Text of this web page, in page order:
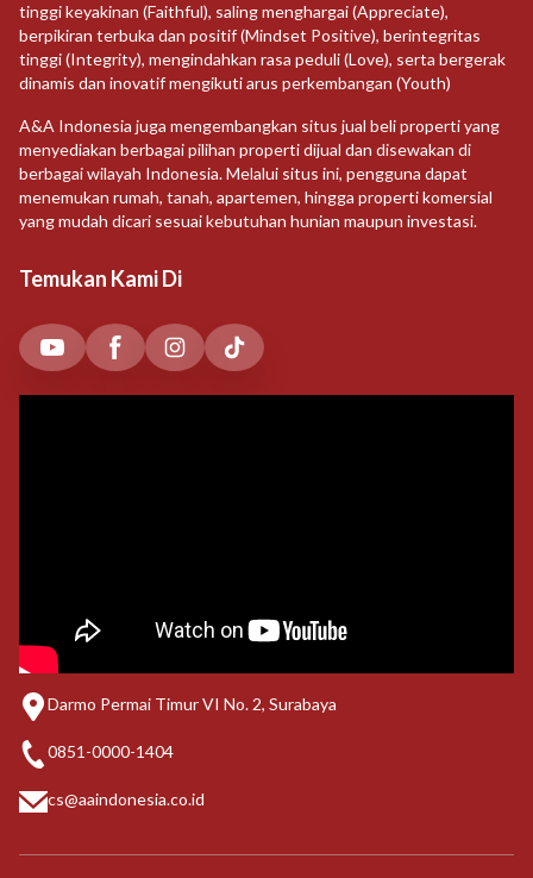
tinggi keyakinan (Faithful), saling menghargai (Appreciate),
berpikiran terbuka dan positif (Mindset Positive), berintegritas
tinggi (Integrity), mengindahkan rasa peduli (Love), serta bergerak
dinamis dan inovatif mengikuti arus perkembangan (Youth)
A&A Indonesia juga mengembangkan situs jual beli properti yang
menyediakan berbagai pilihan properti dijual dan disewakan di
berbagai wilayah Indonesia. Melalui situs ini, pengguna dapat
menemukan rumah, tanah, apartemen, hingga properti komersial
yang mudah dicari sesuai kebutuhan hunian maupun investasi.
Temukan Kami Di
Darmo Permai Timur VI No. 2, Surabaya
0851-0000-1404
cs@aaindonesia.co.id